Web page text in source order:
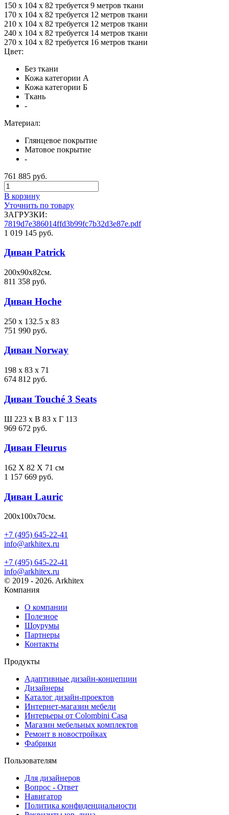
150 x 104 x 82 требуется 9 метров ткани
170 x 104 x 82 требуется 12 метров ткани
210 x 104 x 82 требуется 12 метров ткани
240 x 104 x 82 требуется 14 метров ткани
270 x 104 x 82 требуется 16 метров ткани
Цвет:
Без ткани
Кожа категории А
Кожа категории Б
Ткань
-
Материал:
Глянцевое покрытие
Матовое покрытие
-
761 885 руб.
В корзину
Уточнить по товару
ЗАГРУЗКИ:
7819d7e386014ffd3b99fc7b32d3e87e.pdf
1 019 145 руб.
Диван Patrick
200х90х82см.
811 358 руб.
Диван Hoche
250 x 132.5 x 83
751 990 руб.
Диван Norway
198 x 83 x 71
674 812 руб.
Диван Touché 3 Seats
Ш 223 x В 83 x Г 113
969 672 руб.
Диван Fleurus
162 X 82 X 71 см
1 157 669 руб.
Диван Lauric
200х100х70см.
+7 (495) 645-22-41
info@arkhitex.ru
+7 (495) 645-22-41
info@arkhitex.ru
© 2019 - 2026. Arkhitex
Компания
О компании
Полезное
Шоурумы
Партнеры
Контакты
Продукты
Адаптивные дизайн-концепции
Дизайнеры
Каталог дизайн-проектов
Интернет-магазин мебели
Интерьеры от Colombini Casa
Магазин мебельных комплектов
Ремонт в новостройках
Фабрики
Пользователям
Для дизайнеров
Вопрос - Ответ
Навигатор
Политика конфиденциальности